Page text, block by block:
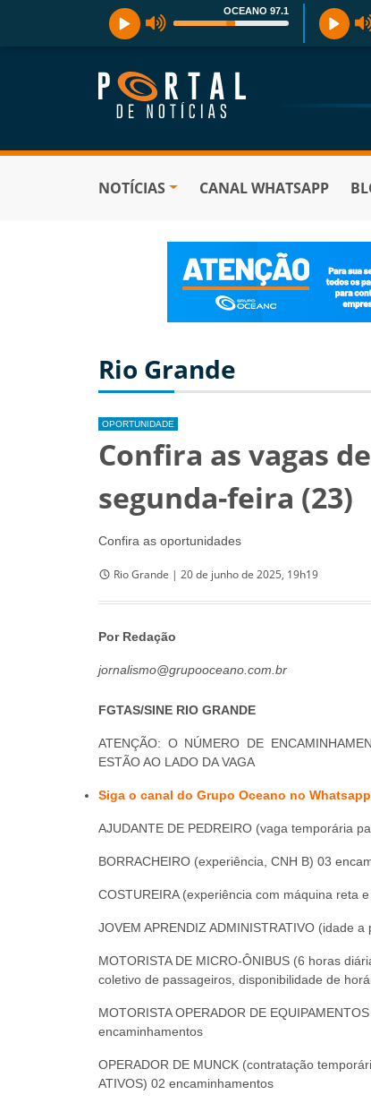
OCEANO 97.1
NOTÍCIAS CANAL WHATSAPP
Rio Grande
OPORTUNIDADE
Confira as vagas
segunda-feira (23)
Confira as oportunidades
Rio Grande | 20 de junho de 2025, 19h19
Por Redação
jornalismo@grupooceano.com.br
FGTAS/SINE RIO GRANDE
ATENÇÃO: O NÚMERO DE
ESTÃO AO LADO DA VAGA
Siga o canal do Grupo Oceano no Whatsapp
AJUDANTE DE PEDREIRO (vaga temporária
BORRACHEIRO (experiência, CNH B) 03
COSTUREIRA (experiência com máquina reta
JOVEM APRENDIZ ADMINISTRATIVO (idade
MOTORISTA DE MICRO-ÔNIBUS (6 horas
coletivo de passageiros, disponibilidade de
MOTORISTA OPERADOR DE
encaminhamentos
OPERADOR DE MUNCK (contratação
ATIVOS) 02 encaminhamentos